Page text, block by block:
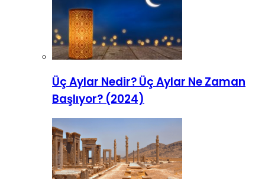
Üç Aylar Nedir? Üç Aylar Ne Zaman
Başlıyor? (2024)